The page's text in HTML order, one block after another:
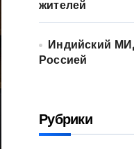
жителей
Индийский
Россией
Рубрики